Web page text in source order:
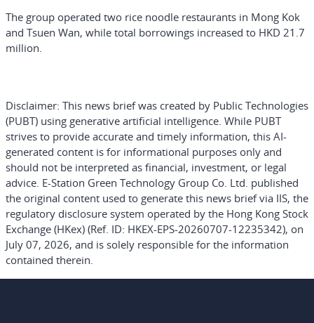
The group operated two rice noodle restaurants in Mong Kok
and Tsuen Wan, while total borrowings increased to HKD 21.7
million.
Disclaimer: This news brief was created by Public Technologies
(PUBT) using generative artificial intelligence. While PUBT
strives to provide accurate and timely information, this AI-
generated content is for informational purposes only and
should not be interpreted as financial, investment, or legal
advice. E-Station Green Technology Group Co. Ltd. published
the original content used to generate this news brief via IIS, the
regulatory disclosure system operated by the Hong Kong Stock
Exchange (HKex) (Ref. ID: HKEX-EPS-20260707-12235342), on
July 07, 2026, and is solely responsible for the information
contained therein.